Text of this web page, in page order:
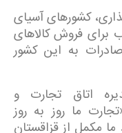
کشورهای آسیای
برای فروش کالاهای
به این کشور
اتاق تجارت و
ما روز به روز
مکمل از قزاقستان